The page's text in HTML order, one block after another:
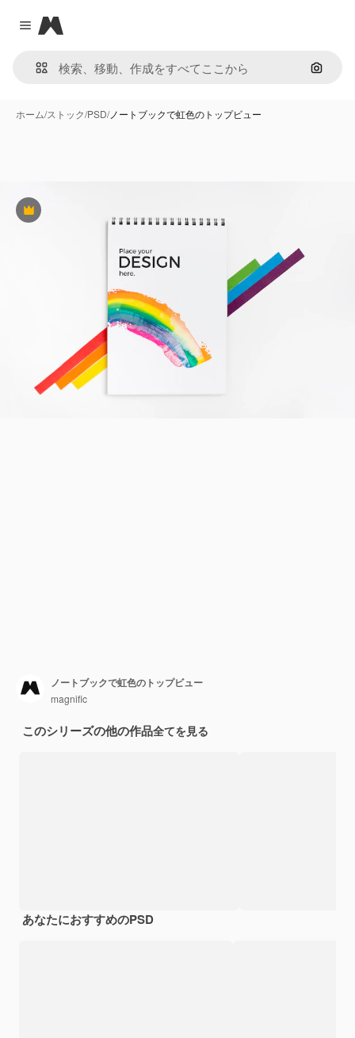
Close menu
Magnific
画像で
ホーム/ストック/PSD/ノートブックで虹色のトップビュー
Premium
ノートブックで虹色のトップビュー
magnific
このシリーズの他の作品全てを見る
あなたにおすすめのPSD